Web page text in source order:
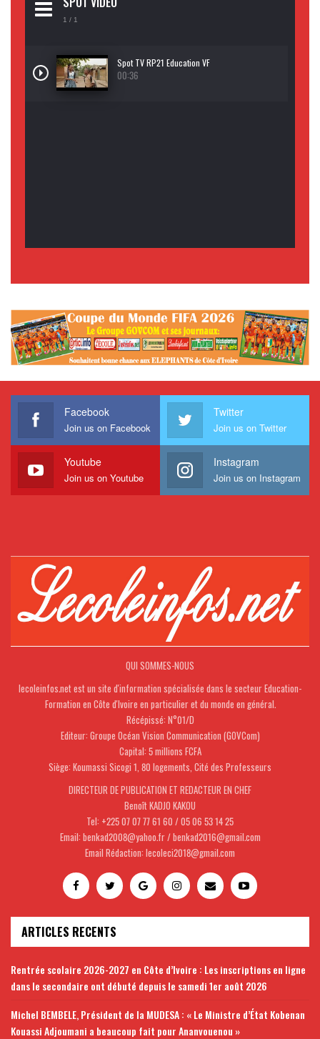
1 / 1
Spot TV RP21 Education VF
00:36
Facebook
Join us on Facebook
Twitter
Join us on Twitter
Youtube
Join us on Youtube
Instagram
Join us on Instagram
QUI SOMMES-NOUS
lecoleinfos.net est un site d'information spécialisée dans le secteur Education-
Formation en Côte d'Ivoire en particulier et du monde en général.
Récépissé: N°01/D
Editeur: Groupe Océan Vision Communication (GOVCom)
Capital: 5 millions FCFA
Siège: Koumassi Sicogi 1, 80 logements, Cité des Professeurs
DIRECTEUR DE PUBLICATION ET REDACTEUR EN CHEF
Benoît KADJO KAKOU
Tel: +225 07 07 77 61 60 / 05 06 53 14 25
Email: benkad2008@yahoo.fr / benkad2016@gmail.com
Email Rédaction: lecoleci2018@gmail.com
ARTICLES RECENTS
Rentrée scolaire 2026-2027 en Côte d’Ivoire : Les inscriptions en ligne
dans le secondaire ont débuté depuis le samedi 1er août 2026
Michel BEMBELE, Président de la MUDESA : « Le Ministre d’État Kobenan
Kouassi Adjoumani a beaucoup fait pour Ananvouenou »